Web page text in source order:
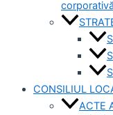
corporativă
CONSILIUL
ACTE